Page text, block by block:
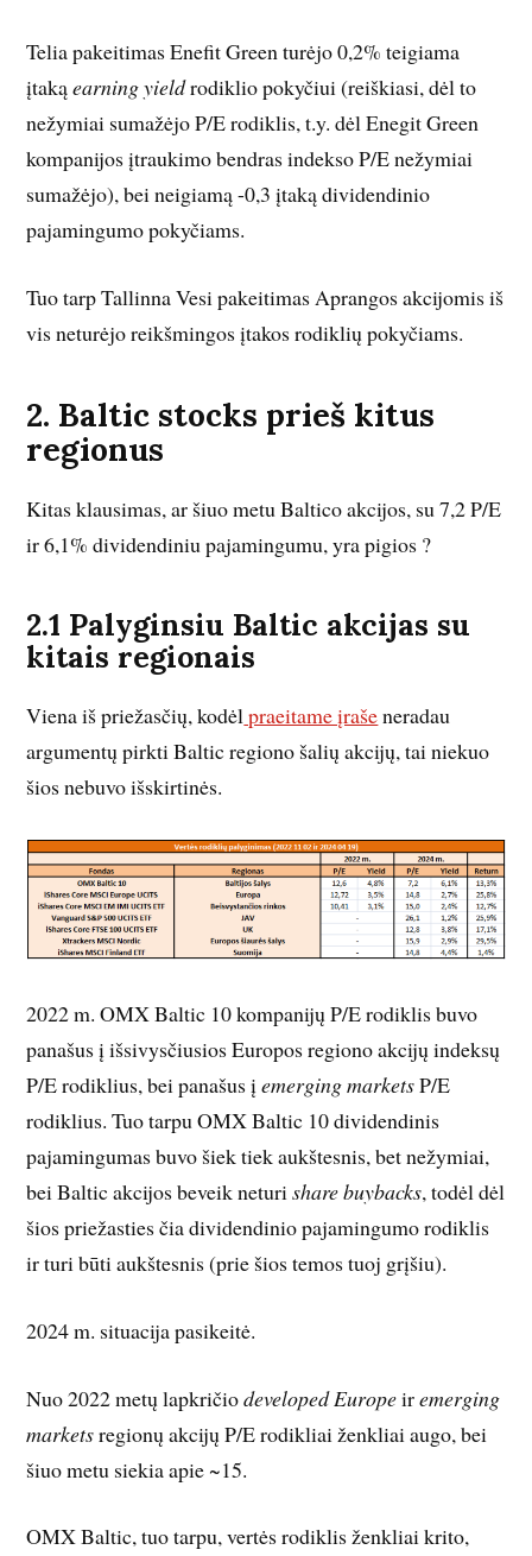
Telia pakeitimas Enefit Green turėjo 0,2% teigiama
įtakąearning yieldrodiklio pokyčiui (reiškiasi, dėl to
nežymiai sumažėjo P/E rodiklis, t.y. dėl Enegit Green
kompanijos įtraukimo bendras indekso P/E nežymiai
sumažėjo), bei neigiamą -0,3 įtaką dividendinio
pajamingumo pokyčiams.
Tuo tarp Tallinna Vesi pakeitimas Aprangos akcijomis iš
vis neturėjo reikšmingos įtakos rodiklių pokyčiams.
2. Baltic stocks prieš kitus
regionus
Kitas klausimas, ar šiuo metu Baltico akcijos, su 7,2 P/E
ir 6,1% dividendiniu pajamingumu, yra pigios ?
2.1 Palyginsiu Baltic akcijas su
kitais regionais
Viena iš priežasčių, kodėlpraeitame įrašeneradau
argumentų pirkti Baltic regiono šalių akcijų, tai niekuo
šios nebuvo išskirtinės.
2022 m. OMX Baltic 10 kompanijų P/E rodiklis buvo
panašus į išsivysčiusios Europos regiono akcijų indeksų
P/E rodiklius, bei panašus įemerging marketsP/E
rodiklius. Tuo tarpu OMX Baltic 10 dividendinis
pajamingumas buvo šiek tiek aukštesnis, bet nežymiai,
bei Baltic akcijos beveik neturishare buybacks, todėl dėl
šios priežasties čia dividendinio pajamingumo rodiklis
ir turi būti aukštesnis (prie šios temos tuoj grįšiu).
2024 m. situacija pasikeitė.
Nuo 2022 metų lapkričiodevelopedEuropeiremerging
marketsregionų akcijų P/E rodikliai ženkliai augo, bei
šiuo metu siekia apie ~15.
OMX Baltic, tuo tarpu, vertės rodiklis ženkliai krito,